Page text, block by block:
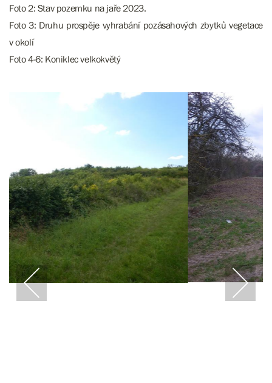
Foto 2: Stav pozemku na jaře 2023.
Foto 3: Druhu prospěje vyhrabání pozásahových zbytků vegetace
v okolí
Foto 4-6: Koniklec velkokvětý